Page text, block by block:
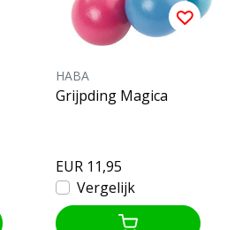
HABA
Grijpding Magica
EUR 11,95
Vergelijk